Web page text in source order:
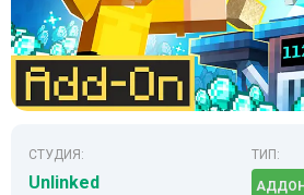
СТУДИЯ:
Unlinked
ТИП: